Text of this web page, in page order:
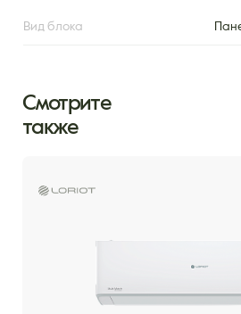
Вид блока
Смотрите
также